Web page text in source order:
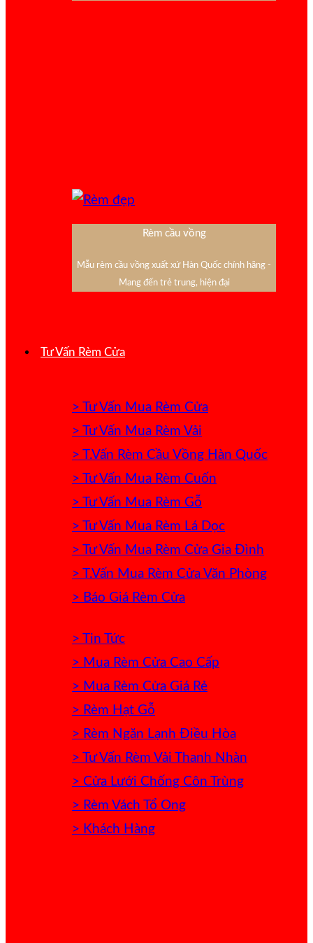
Rèm cầu vồng
Mẫu rèm cầu vồng xuất xứ Hàn Quốc chính hãng -
Mang đến trẻ trung, hiện đại
Tư Vấn Rèm Cửa
> Tư Vấn Mua Rèm Cửa
> Tư Vấn Mua Rèm Vải
> T.Vấn Rèm Cầu Vồng Hàn Quốc
> Tư Vấn Mua Rèm Cuốn
> Tư Vấn Mua Rèm Gỗ
> Tư Vấn Mua Rèm Lá Dọc
> Tư Vấn Mua Rèm Cửa Gia Đình
> T.Vấn Mua Rèm Cửa Văn Phòng
> Báo Giá Rèm Cửa
> Tin Tức
> Mua Rèm Cửa Cao Cấp
> Mua Rèm Cửa Giá Rẻ
> Rèm Hạt Gỗ
> Rèm Ngăn Lạnh Điều Hòa
> Tư Vấn Rèm Vải Thanh Nhàn
> Cửa Lưới Chống Côn Trùng
> Rèm Vách Tổ Ong
> Khách Hàng